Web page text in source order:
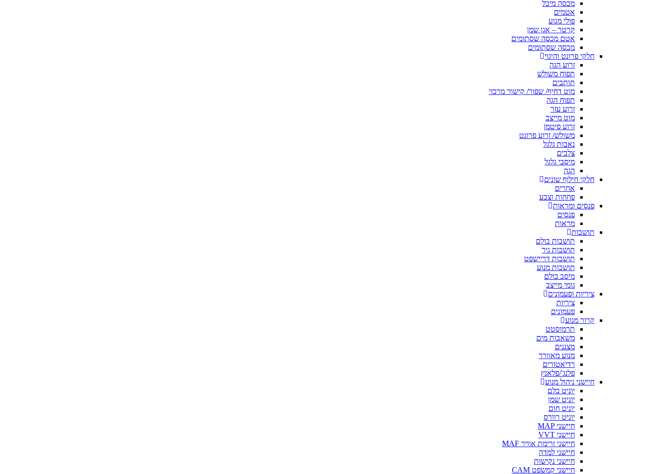
מכסה מיכל
אטמים
פולי מנוע
קרטר – אגן שמן
אטם מכסה שסתומים
מכסה שסתומים
חלקי פרונט והיגוי
זרוע הגה
תפוח משולש
תותבים
מוט דחיף/ שפור/ קישור מרכזי
תפוח הגה
זרוע עזר
מוט מייצב
זרוע פיטמן
משולש/ זרוע פרונט
נאבות גלגל
צלבים
מיסבי גלגל
הגה
חלקי חילוף שונים
אחרים
פחחות וצבע
פנסים ומראות
פנסים
מראות
תושבות
תושבות בולם
תושבות גיר
תושבות דריישפט
תושבות מנוע
מיסב בולם
גומי מייצב
ציריות ופעמונים
ציריות
פעמונים
קרור מנוע
תרמוסטט
משאבות מים
מצננים
מנוע מאוורר
רדיאטורים
פלנג'/פלאנץ
חיישני ניהול מנוע
יוניט בלם
יוניט שמן
יוניט חום
יוניט רוורס
חיישני MAP
חיישני VVT
חיישני זרימת אוויר MAF
חיישני למדה
חיישני נקישות
חיישני קמשפט CAM